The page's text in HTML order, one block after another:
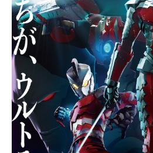
ちょっと気になるネットの話題